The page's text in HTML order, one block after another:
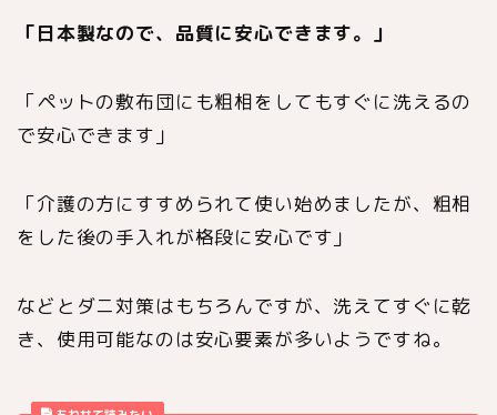
「日本製なので、品質に安心できます。」
「ペットの敷布団にも粗相をしてもすぐに洗えるの
で安心できます」
「介護の方にすすめられて使い始めましたが、粗相
をした後の手入れが格段に安心です」
などとダニ対策はもちろんですが、洗えてすぐに乾
き、使用可能なのは安心要素が多いようですね。